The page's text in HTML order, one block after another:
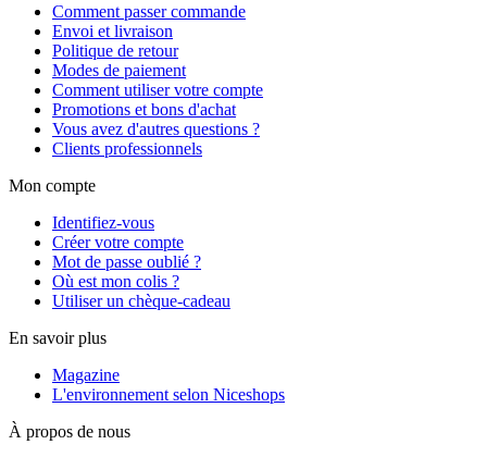
Comment passer commande
Envoi et livraison
Politique de retour
Modes de paiement
Comment utiliser votre compte
Promotions et bons d'achat
Vous avez d'autres questions ?
Clients professionnels
Mon compte
Identifiez-vous
Créer votre compte
Mot de passe oublié ?
Où est mon colis ?
Utiliser un chèque-cadeau
En savoir plus
Magazine
L'environnement selon Niceshops
À propos de nous